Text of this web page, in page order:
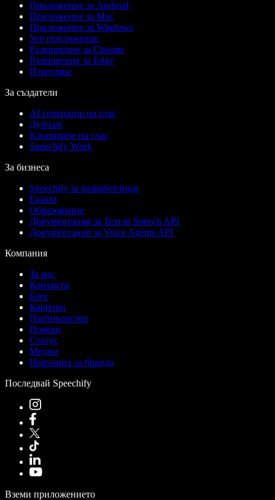
Приложение за Android
Приложение за Mac
Приложение за Windows
Уеб приложение
Разширение за Chrome
Разширение за Edge
Изтегляне
За създатели
AI генератор на глас
Дублаж
Клониране на глас
Speechify Work
За бизнеса
Speechify за разработчици
Екипи
Образование
Документация за Text to Speech API
Документация за Voice Agents API
Компания
За нас
Контакти
Блог
Кариери
Партньорства
Помощ
Статус
Медии
Наръчник за бранда
Последвай Speechify
Вземи приложението